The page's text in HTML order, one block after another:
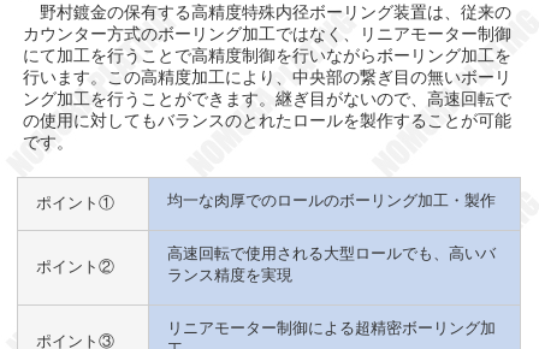
野村鍍金の保有する高精度特殊内径ボーリング装置は、従来の
カウンター方式のボーリング加工ではなく、リニアモーター制御
にて加工を行うことで高精度制御を行いながらボーリング加工を
行います。この高精度加工により、中央部の繋ぎ目の無いボーリ
ング加工を行うことができます。継ぎ目がないので、高速回転で
の使用に対してもバランスのとれたロールを製作することが可能
です。
ポイント① 均一な肉厚でのロールのボーリング加工・製作
ポイント②
高速回転で使用される大型ロールでも、高いバ
ランス精度を実現
ポイント③
リニアモーター制御による超精密ボーリング加